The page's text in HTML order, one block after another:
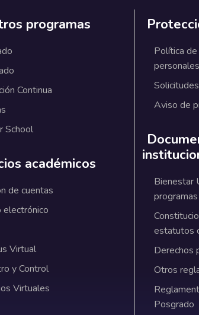
programas
Continua
School
académicos
de cuentas
electrónico
Virtual
y Control
Virtuales
Política
personales
Solicitudes
Aviso de
Bienestar
programas
estatutos
Derechos
Otros
Posgrado